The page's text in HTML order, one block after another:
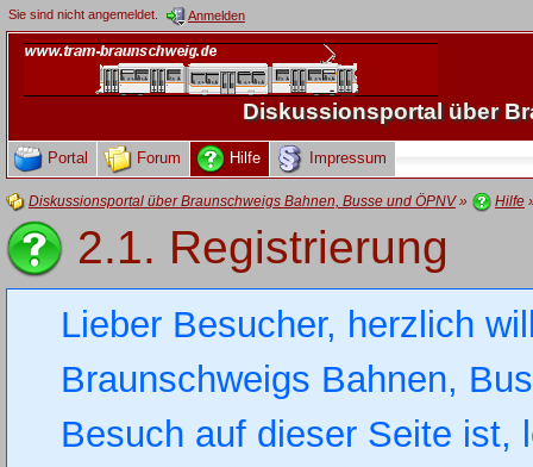
Sie sind nicht angemeldet. Anmelden
Diskussionsportal über
Portal Forum Hilfe Impressum
Diskussionsportal über Braunschweigs Bahnen, Busse und ÖPNV» Hilfe
2.1. Registrierung
Lieber Besucher, herzlich
Braunschweigs Bahnen,
Besuch auf dieser Seite